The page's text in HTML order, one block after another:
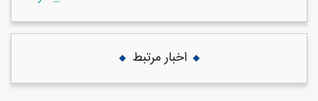
اخبار مرتبط